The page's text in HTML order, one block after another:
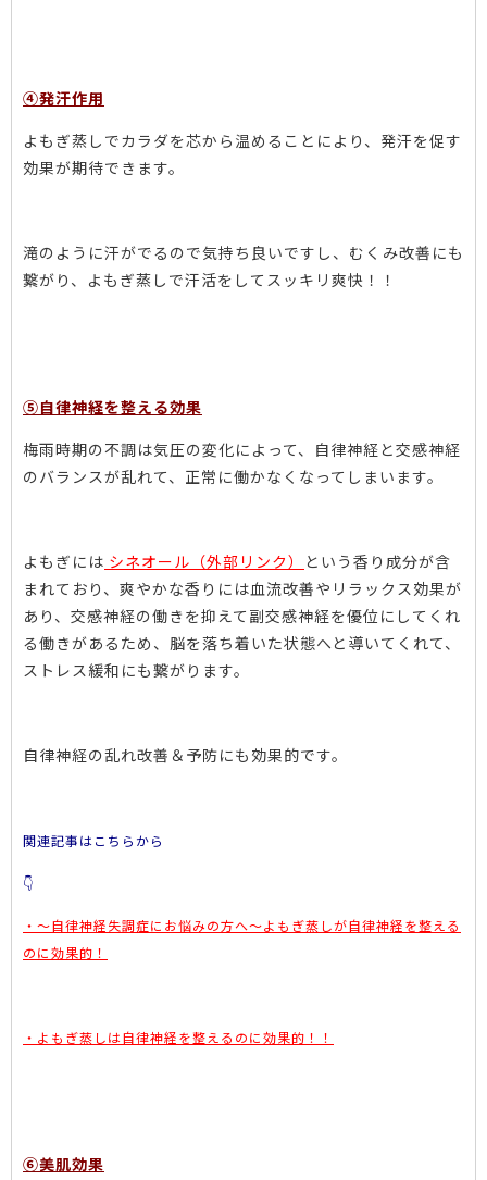
④発汗作用
よもぎ蒸しでカラダを芯から温めることにより、発汗を促す
効果が期待できます。
滝のように汗がでるので気持ち良いですし、むくみ改善にも
繋がり、よもぎ蒸しで汗活をしてスッキリ爽快！！
⑤自律神経を整える効果
梅雨時期の不調は気圧の変化によって、自律神経と交感神経
のバランスが乱れて、正常に働かなくなってしまいます。
よもぎには シネオール（外部リンク） という香り成分が含
まれており、爽やかな香りには血流改善やリラックス効果が
あり、交感神経の働きを抑えて副交感神経を優位にしてくれ
る働きがあるため、脳を落ち着いた状態へと導いてくれて、
ストレス緩和にも繋がります。
自律神経の乱れ改善＆予防にも効果的です。
関連記事はこちらから
👇
・～自律神経失調症にお悩みの方へ～よもぎ蒸しが自律神経を整える
のに効果的！
・よもぎ蒸しは自律神経を整えるのに効果的！！
⑥美肌効果